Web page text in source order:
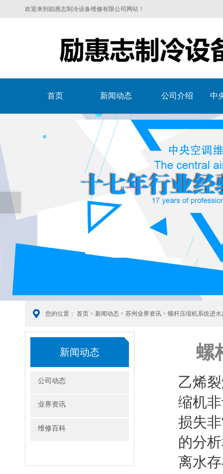
欢迎来到励惠志制冷设备维修有限公司网站！
首页 新闻动态 公司介绍 中
您的位置： 首页 > 新闻动态 > 苏州业界资讯 > 螺杆压缩机系统进
新闻动态
公司动态
业界资讯
维修百科
螺
乙烯
缩机
损失
的分
离水